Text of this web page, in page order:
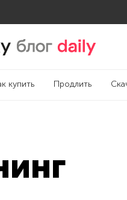
Блог Касперского
купить Продлить